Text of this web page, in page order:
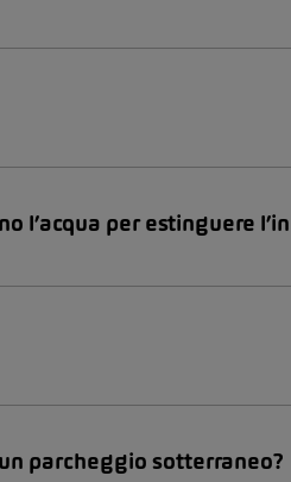
l’acqua per estinguere
parcheggio sotterraneo?